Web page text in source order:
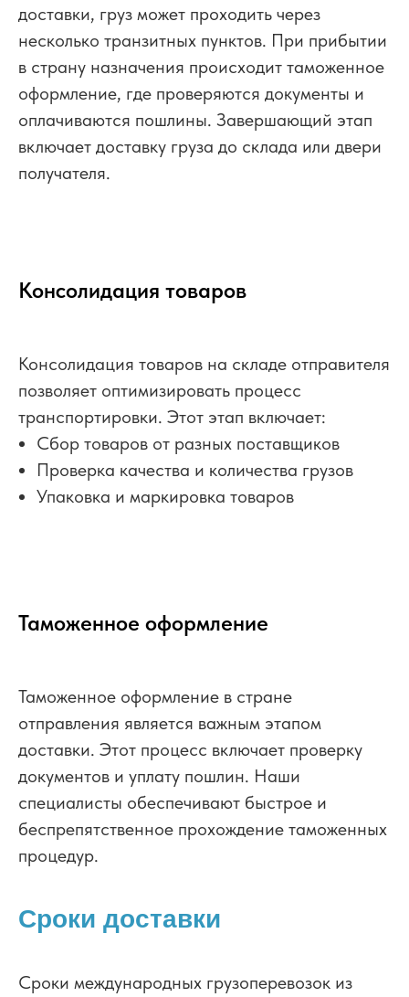
доставки, груз может проходить через
несколько транзитных пунктов. При прибытии
в страну назначения происходит таможенное
оформление, где проверяются документы и
оплачиваются пошлины. Завершающий этап
включает доставку груза до склада или двери
получателя.
Консолидация товаров
Консолидация товаров на складе отправителя
позволяет оптимизировать процесс
транспортировки. Этот этап включает:
Сбор товаров от разных поставщиков
Проверка качества и количества грузов
Упаковка и маркировка товаров
Таможенное оформление
Таможенное оформление в стране
отправления является важным этапом
доставки. Этот процесс включает проверку
документов и уплату пошлин. Наши
специалисты обеспечивают быстрое и
беспрепятственное прохождение таможенных
процедур.
Сроки доставки
Сроки международных грузоперевозок из